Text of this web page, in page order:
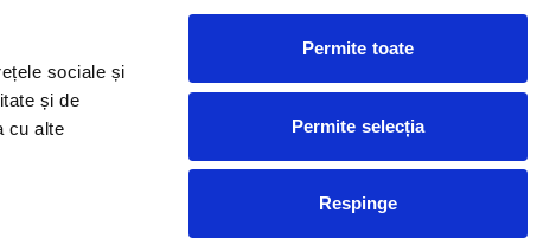
sociale și
și de
cu alte
Permite toate
Permite selecția
Respinge
Livrare prin curier
Duplicare bilete